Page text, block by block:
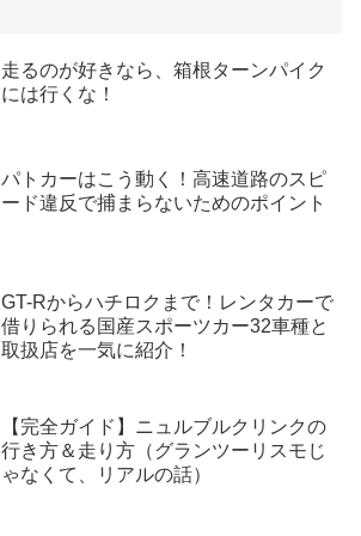
走るのが好きなら、箱根ターンパイク
には行くな！
パトカーはこう動く！高速道路のスピ
ード違反で捕まらないためのポイント
GT-Rからハチロクまで！レンタカーで
借りられる国産スポーツカー32車種と
取扱店を一気に紹介！
【完全ガイド】ニュルブルクリンクの
行き方＆走り方（グランツーリスモじ
ゃなくて、リアルの話）